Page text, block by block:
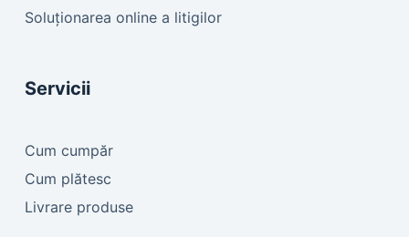
Soluționarea online a litigilor
Servicii
Cum cumpăr
Cum plătesc
Livrare produse